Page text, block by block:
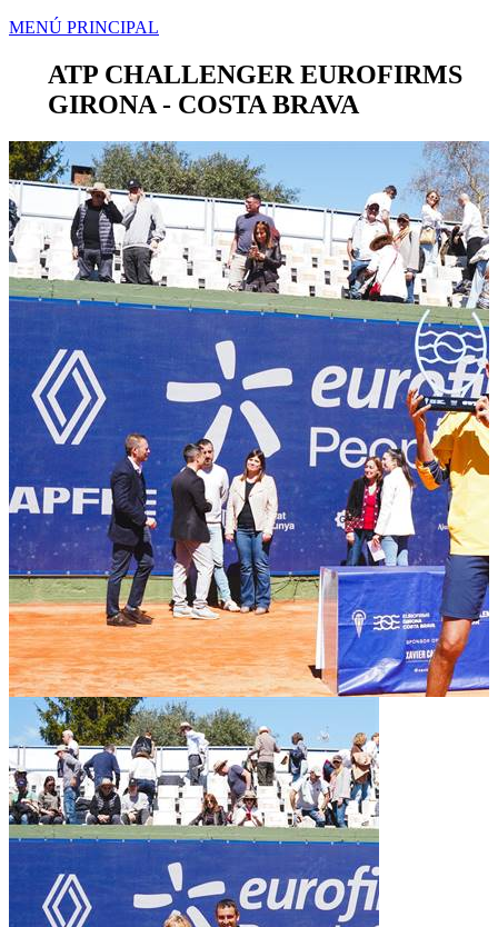
MENÚ PRINCIPAL
ATP CHALLENGER EUROFIRMS
GIRONA - COSTA BRAVA